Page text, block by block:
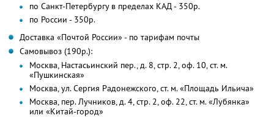
по Санкт-Петербургу в пределах КАД - 350р.
по России - 350р.
Доставка «Почтой России» - по тарифам почты
Самовывоз (190р.):
Москва, Настасьинский пер., д. 8, стр. 2, оф. 10, ст. м.
«Пушкинская»
Москва, ул. Сергия Радонежского, ст. м. «Площадь Ильича»
Москва, пер. Лучников, д. 4, стр. 2, оф. 22, ст. м. «Лубянка»
или «Китай-город»